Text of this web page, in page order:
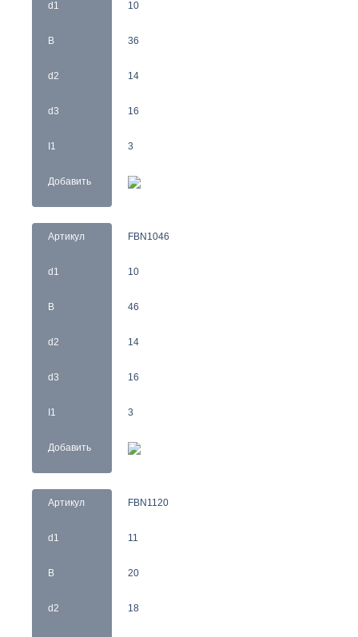
d1
B
d2
d3
I1
Добавить
10
36
14
16
3
Артикул
d1
B
d2
d3
I1
Добавить
FBN1046
10
46
14
16
3
Артикул
d1
B
d2
FBN1120
11
20
18